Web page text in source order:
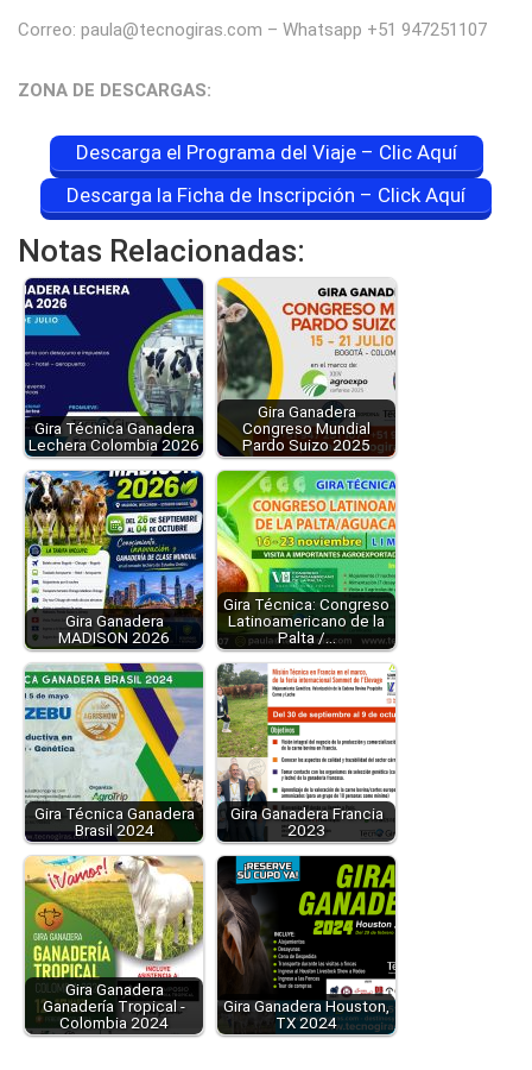
Correo: paula@tecnogiras.com – Whatsapp +51 947251107
ZONA DE DESCARGAS:
Descarga el Programa del Viaje – Clic Aquí
Descarga la Ficha de Inscripción – Click Aquí
Notas Relacionadas:
Gira Técnica Ganadera
Lechera Colombia 2026
Gira Ganadera
Congreso Mundial
Pardo Suizo 2025
Gira Ganadera
MADISON 2026
Gira Técnica: Congreso
Latinoamericano de la
Palta /…
Gira Técnica Ganadera
Brasil 2024
Gira Ganadera Francia
2023
Gira Ganadera
Ganadería Tropical -
Colombia 2024
Gira Ganadera Houston,
TX 2024